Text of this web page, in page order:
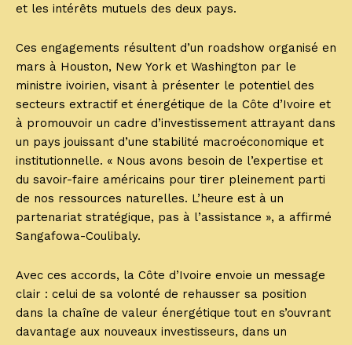
et les intérêts mutuels des deux pays.
Ces engagements résultent d’un roadshow organisé en
mars à Houston, New York et Washington par le
ministre ivoirien, visant à présenter le potentiel des
secteurs extractif et énergétique de la Côte d’Ivoire et
à promouvoir un cadre d’investissement attrayant dans
un pays jouissant d’une stabilité macroéconomique et
institutionnelle. « Nous avons besoin de l’expertise et
du savoir-faire américains pour tirer pleinement parti
de nos ressources naturelles. L’heure est à un
partenariat stratégique, pas à l’assistance », a affirmé
Sangafowa-Coulibaly.
Avec ces accords, la Côte d’Ivoire envoie un message
clair : celui de sa volonté de rehausser sa position
dans la chaîne de valeur énergétique tout en s’ouvrant
davantage aux nouveaux investisseurs, dans un